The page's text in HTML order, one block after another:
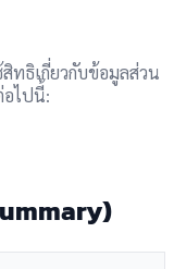
ทธิเกี่ยวกับข้อมูลส่วน
อไปนี้: